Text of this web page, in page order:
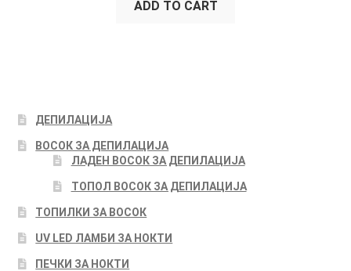
ADD TO CART
ДЕПИЛАЦИЈА
ВОСОК ЗА ДЕПИЛАЦИЈА
ЛАДЕН ВОСОК ЗА ДЕПИЛАЦИЈА
ТОПОЛ ВОСОК ЗА ДЕПИЛАЦИЈА
ТОПИЛКИ ЗА ВОСОК
UV LED ЛАМБИ ЗА НОКТИ
ПЕЧКИ ЗА НОКТИ